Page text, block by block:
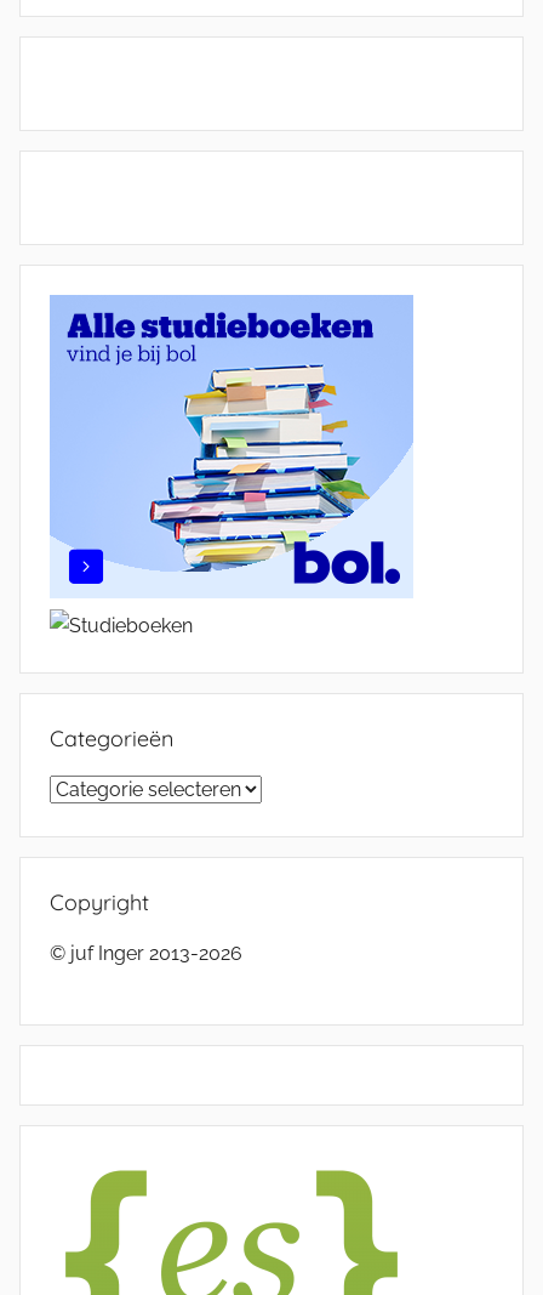
Categorieën
Categorieën
Copyright
© juf Inger 2013-2026